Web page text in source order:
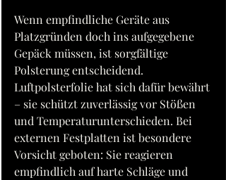
Wenn empfindliche Geräte aus
Platzgründen doch ins aufgegebene
Gepäck müssen, ist sorgfältige
Polsterung entscheidend.
Luftpolsterfolie hat sich dafür bewährt
– sie schützt zuverlässig vor Stößen
und Temperaturunterschieden. Bei
externen Festplatten ist besondere
Vorsicht geboten: Sie reagieren
empfindlich auf harte Schläge und